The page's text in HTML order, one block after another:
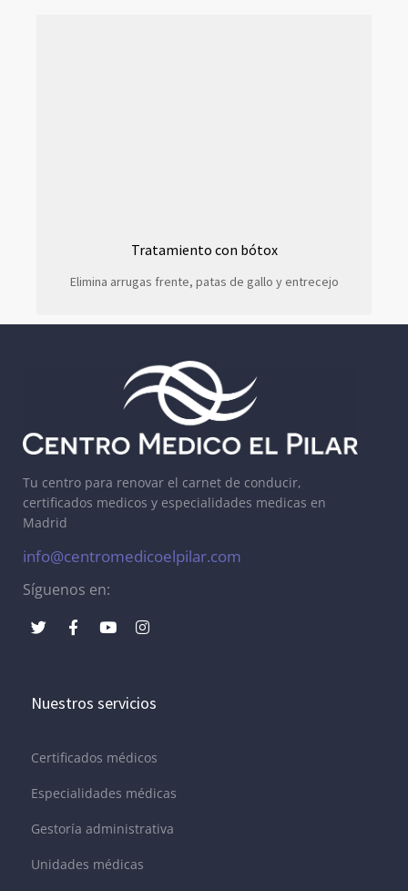
Tratamiento con bótox
Elimina arrugas frente, patas de gallo y entrecejo
Tu centro para renovar el carnet de conducir,
certificados medicos y especialidades medicas en
Madrid
info@centromedicoelpilar.com
Síguenos en:
Nuestros servicios
Certificados médicos
Especialidades médicas
Gestoría administrativa
Unidades médicas